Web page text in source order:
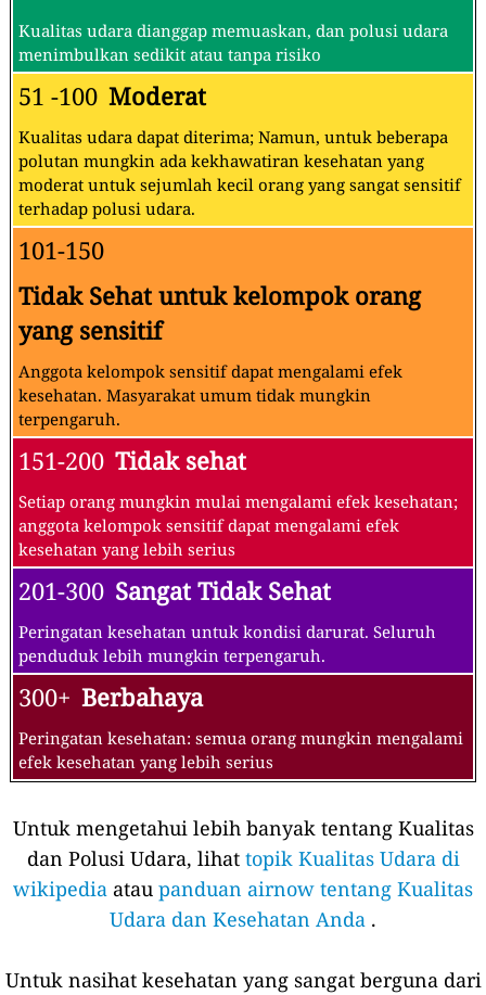
Kualitas udara dianggap memuaskan, dan polusi udara
menimbulkan sedikit atau tanpa risiko
51 -100 Moderat
Kualitas udara dapat diterima; Namun, untuk beberapa
polutan mungkin ada kekhawatiran kesehatan yang
moderat untuk sejumlah kecil orang yang sangat sensitif
terhadap polusi udara.
101-150
Tidak Sehat untuk kelompok orang
yang sensitif
Anggota kelompok sensitif dapat mengalami efek
kesehatan. Masyarakat umum tidak mungkin
terpengaruh.
151-200 Tidak sehat
Setiap orang mungkin mulai mengalami efek kesehatan;
anggota kelompok sensitif dapat mengalami efek
kesehatan yang lebih serius
201-300 Sangat Tidak Sehat
Peringatan kesehatan untuk kondisi darurat. Seluruh
penduduk lebih mungkin terpengaruh.
300+ Berbahaya
Peringatan kesehatan: semua orang mungkin mengalami
efek kesehatan yang lebih serius
Untuk mengetahui lebih banyak tentang Kualitas
dan Polusi Udara, lihat topik Kualitas Udara di
wikipedia atau panduan airnow tentang Kualitas
Udara dan Kesehatan Anda .
Untuk nasihat kesehatan yang sangat berguna dari